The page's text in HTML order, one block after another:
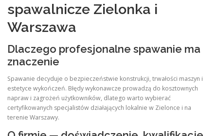
spawalnicze Zielonka i
Warszawa
Dlaczego profesjonalne spawanie ma
znaczenie
Spawanie decyduje o bezpieczeństwie konstrukcji, trwałości maszyn i
estetyce wykończeń. Błędy wykonawcze prowadzą do kosztownych
napraw i zagrożeń użytkowników, dlatego warto wybierać
certyfikowanych specjalistów działających lokalnie w Zielonce i na
terenie Warszawy.